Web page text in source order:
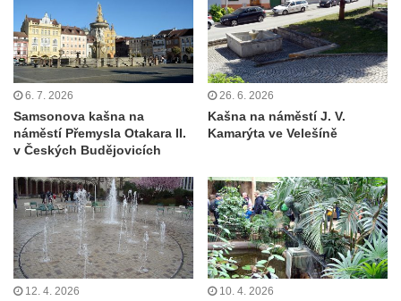
Krušnohorského divadla v Teplicích
Porcelánová fontána v areálu Českého
porcelánu v Dubí
Kašna v parku před kostelem
Neposkvrněného početí Panny Marie v
Dubí
Kašna u Nerudovy studánky v Běhánkách
Vodní kaskáda pod schodištěm u jižní
terasní zdí v zámeckém parku v
Libochovicích
Kašna pod jižní terasní zdí v zámeckém
6. 7. 2026
Samsonova kašna na
náměstí Přemysla Otakara II.
v Českých Budějovicích
26. 6. 2026
Kašna na náměstí J. V.
Kamarýta ve Velešíně
12. 4. 2026 10. 4. 2026